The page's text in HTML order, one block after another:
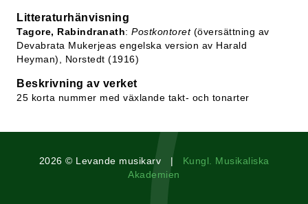
Litteraturhänvisning
Tagore, Rabindranath: Postkontoret(översättning av
Devabrata Mukerjeas engelska version av Harald
Heyman), Norstedt (1916)
Beskrivning av verket
25 korta nummer med växlande takt- och tonarter
2026 © Levande musikarv | Kungl. Musikaliska
Akademien